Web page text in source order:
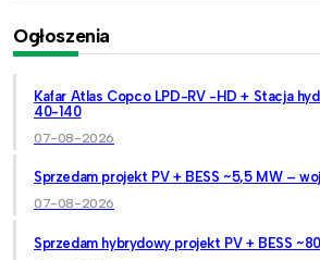
Ogłoszenia
Kafar Atlas Copco LPD-RV -HD + Stacja
40-140
07-08-2026
Sprzedam projekt PV + BESS ~5,5 MW –
07-08-2026
Sprzedam hybrydowy projekt PV + BESS